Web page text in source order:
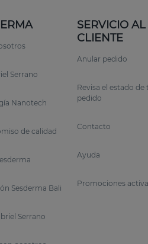
Serrano
Nanotech
de calidad
Sesderma Bali
Serrano
SERVICIO AL
CLIENTE
Anular pedido
Revisa el estado de
pedido
Contacto
Ayuda
Promociones